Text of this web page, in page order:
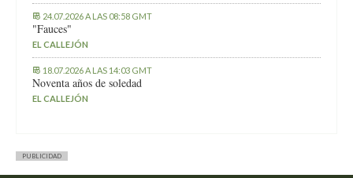
24.07.2026 A LAS 08:58 GMT
"Fauces"
EL CALLEJÓN
18.07.2026 A LAS 14:03 GMT
Noventa años de soledad
EL CALLEJÓN
PUBLICIDAD